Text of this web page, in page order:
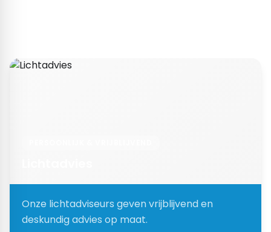
Onze lichtadviseurs geven vrijblijvend en
deskundig advies op maat.